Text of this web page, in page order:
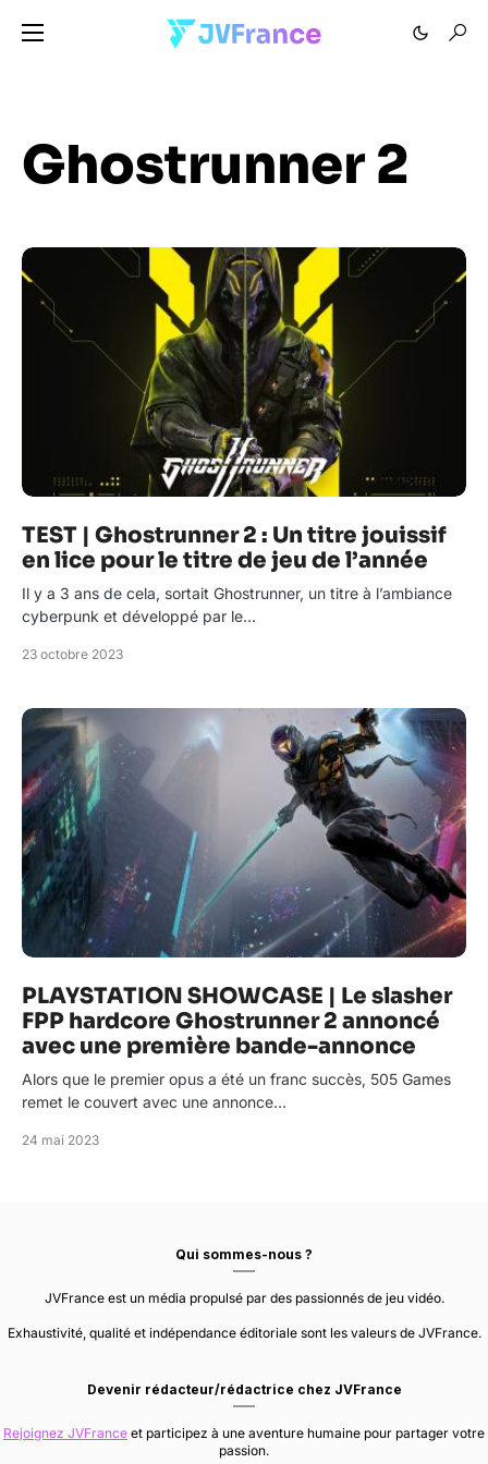
Ghostrunner 2
TEST | Ghostrunner 2 : Un titre jouissif
en lice pour le titre de jeu de l’année
Il y a 3 ans de cela, sortait Ghostrunner, un titre à l’ambiance
cyberpunk et développé par le…
23 octobre 2023
PLAYSTATION SHOWCASE | Le slasher
FPP hardcore Ghostrunner 2 annoncé
avec une première bande-annonce
Alors que le premier opus a été un franc succès, 505 Games
remet le couvert avec une annonce…
24 mai 2023
Qui sommes-nous ?
JVFrance est un média propulsé par des passionnés de jeu vidéo.
Exhaustivité, qualité et indépendance éditoriale sont les valeurs de JVFrance.
Devenir rédacteur/rédactrice chez JVFrance
Rejoignez JVFrance et participez à une aventure humaine pour partager votre
passion.